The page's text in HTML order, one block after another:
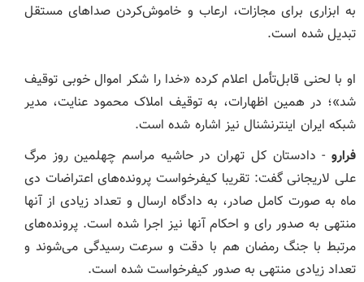
به ابزاری برای مجازات، ارعاب و خاموش‌کردن صداهای مستقل
تبدیل شده است.
او با لحنی قابل‌تأمل اعلام کرده «خدا را شکر اموال خوبی توقیف
شد»؛ در همین اظهارات، به توقیف املاک محمود عنایت، مدیر
شبکه ایران اینترنشنال نیز اشاره شده است.
فرارو - دادستان کل تهران در حاشیه مراسم چهلمین روز مرگ
علی لاریجانی گفت: تقریبا کیفرخواست پرونده‌های اعتراضات دی
ماه به صورت کامل صادر، به دادگاه ارسال و تعداد زیادی از آنها
منتهی به صدور رای و احکام آنها نیز اجرا شده است. پرونده‌های
مرتبط با جنگ رمضان هم با دقت و سرعت رسیدگی می‌شوند و
تعداد زیادی منتهی به صدور کیفرخواست شده است.